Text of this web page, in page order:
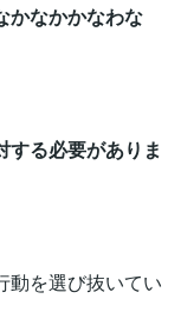
かなかかなわな
する必要がありま
動を選び抜いてい